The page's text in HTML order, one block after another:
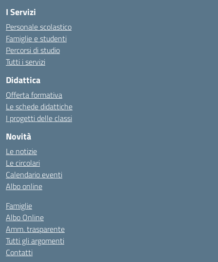
I Servizi
Personale scolastico
Famiglie e studenti
Percorsi di studio
Tutti i servizi
Didattica
Offerta formativa
Le schede didattiche
I progetti delle classi
Novità
Le notizie
Le circolari
Calendario eventi
Albo online
Famiglie
Albo Online
Amm. trasparente
Tutti gli argomenti
Contatti